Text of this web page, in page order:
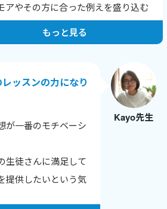
アやその方に合った例えを盛り込む
もっと見る
Kayo先生
ッスンの力になり
が一番のモチベーシ
生徒さんに満足して
提供したいという気